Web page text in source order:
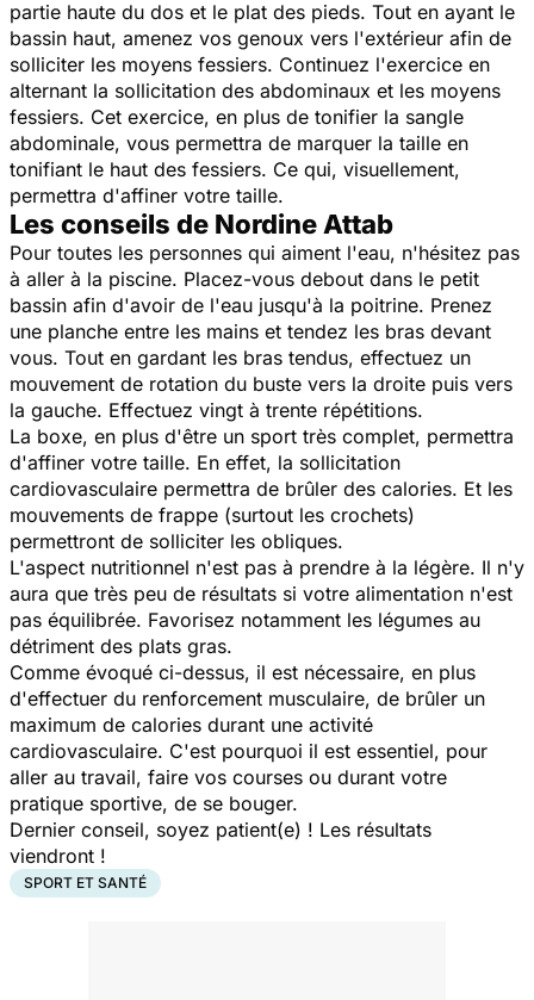
partie haute du dos et le plat des pieds. Tout en ayant le
bassin haut, amenez vos genoux vers l'extérieur afin de
solliciter les moyens fessiers. Continuez l'exercice en
alternant la sollicitation des abdominaux et les moyens
fessiers. Cet exercice, en plus de tonifier la sangle
abdominale, vous permettra de marquer la taille en
tonifiant le haut des fessiers. Ce qui, visuellement,
permettra d'affiner votre taille.
Les conseils de Nordine Attab
Pour toutes les personnes qui aiment l'eau, n'hésitez pas
à aller à la piscine. Placez-vous debout dans le petit
bassin afin d'avoir de l'eau jusqu'à la poitrine. Prenez
une planche entre les mains et tendez les bras devant
vous. Tout en gardant les bras tendus, effectuez un
mouvement de rotation du buste vers la droite puis vers
la gauche. Effectuez vingt à trente répétitions.
La boxe, en plus d'être un sport très complet, permettra
d'affiner votre taille. En effet, la sollicitation
cardiovasculaire permettra de brûler des calories. Et les
mouvements de frappe (surtout les crochets)
permettront de solliciter les obliques.
L'aspect nutritionnel n'est pas à prendre à la légère. Il n'y
aura que très peu de résultats si votre alimentation n'est
pas équilibrée. Favorisez notamment les légumes au
détriment des plats gras.
Comme évoqué ci-dessus, il est nécessaire, en plus
d'effectuer du renforcement musculaire, de brûler un
maximum de calories durant une activité
cardiovasculaire. C'est pourquoi il est essentiel, pour
aller au travail, faire vos courses ou durant votre
pratique sportive, de se bouger.
Dernier conseil, soyez patient(e) ! Les résultats
viendront !
SPORT ET SANTÉ